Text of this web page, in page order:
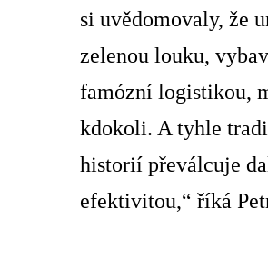
si uvědomovaly, že
zelenou louku,
famózní logistikou,
kdokoli. A tyhle
historií převálcuje
efektivitou,“ říká